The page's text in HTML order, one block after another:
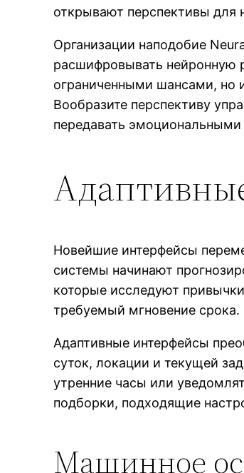
открывают перспективы для
Организации наподобие
расшифровывать нейронную
ограниченными шансами, но
Вообразите перспективу
передавать
Новейшие интерфейсы
системы начинают
которые исследуют
требуемый мгновение срока.
Адаптивные интерфейсы
суток, локации и текущей
утренние часы или
подборки, подходящие
Машинное